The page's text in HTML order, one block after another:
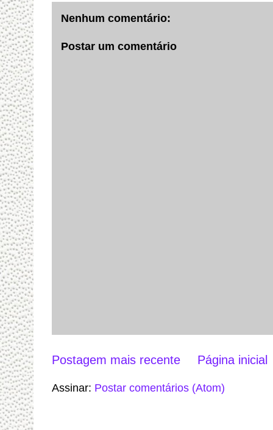
Nenhum comentário:
Postar um comentário
Postagem mais recente Página inicial
Assinar: Postar comentários (Atom)